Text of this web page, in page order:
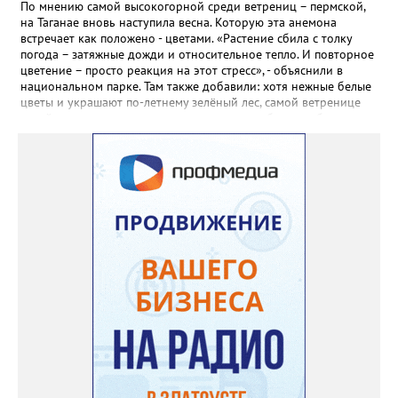
весной прорастет сама. Ещё один секрет – этот символ
Прованса не любит «вкусную» почву. Добавляйте в посадочную
яму гравий и песок – требуется хороший дренаж. В первый год
Екатерина рекомендует цветы убирать, чтобы силы куста
пошли на наращивание корневой системы. А со второго года
пусть лаванда цветёт во всю силу! Фото: Екатерина Бойко,
специально для «Златоуст.инфо». Обсуждение новости здесь
По мнению самой высокогорной среди ветрениц – пермской,
на Таганае вновь наступила весна. Которую эта анемона
встречает как положено - цветами. «Растение сбила с толку
погода – затяжные дожди и относительное тепло. И повторное
цветение – просто реакция на этот стресс», - объяснили в
национальном парке. Там также добавили: хотя нежные белые
цветы и украшают по-летнему зелёный лес, самой ветренице
силы перед долгой зимовкой.